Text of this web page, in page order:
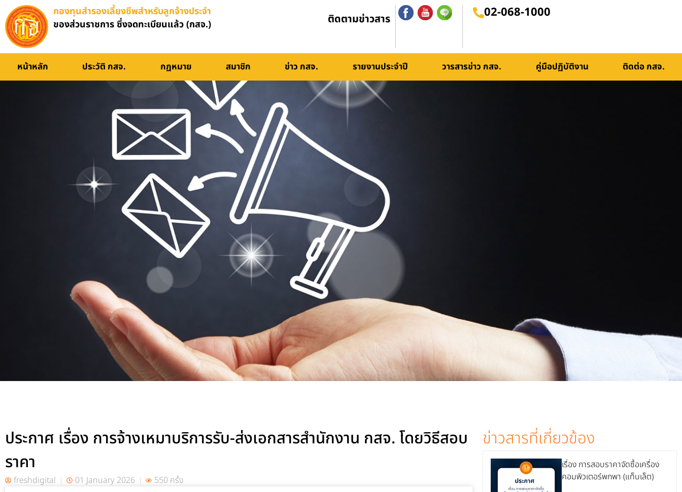
กองทุนสำรองเลี้ยงชีพสำหรับลูกจ้างประจำ
ของส่วนราชการ ซึ่งจดทะเบียนแล้ว (กสจ.)
ติดตามข่าวสาร 02-068-1000
หน้าหลัก ประวัติ กสจ. กฏหมาย สมาชิก ข่าว กสจ. รายงานประจำปี วารสารข่าว กสจ. คู่มือปฏิบัติงาน ติดต่อ กสจ.
ประกาศ เรื่อง การจ้างเหมาบริการรับ-ส่งเอกสารสำนักงาน กสจ. โดยวิธีสอบ
ราคา
freshdigital 01 January 2026 550 ครั้ง
ข่าวสารที่เกี่ยวข้อง
เรื่อง การสอบราคาจัดซื้อเครื่อง
คอมพิวเตอร์พกพา (แท็บเล็ต)